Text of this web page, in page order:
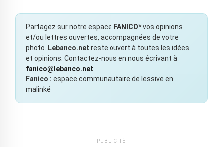
Partagez sur notre espace FANICO*vos opinions
et/ou lettres ouvertes, accompagnées de votre
photo.
Lebanco.net reste ouvert à toutes les idées
et opinions. Contactez-nous en nous écrivant à
fanico@lebanco.net
Fanico : espace communautaire de lessive en
malinké
PUBLICITÉ